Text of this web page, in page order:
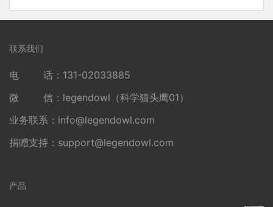
联系我们
电 话：131-02033885
微 信：legendowl（科学猫头鹰01）
业务联系： info@legendowl.com
捐赠支持： support@legendowl.com
产品